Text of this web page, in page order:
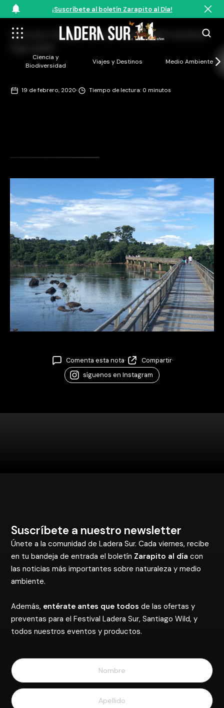
¡Suscríbete al boletín Zarapito al Día!
Ciencia y
Biodiversidad
Viajes y Destinos Medio Ambiente
Circuito Garganta del Diablo @Cristóbal
19 de febrero, 2020· Tiempo de lectura: 0 minutos
Comenta esta nota· Compartir·
síguenos en Instagram
Suscríbete a nuestro newsletter
Únete a la comunidad de Ladera Sur. Cada viernes, recibe
en tu bandeja de entrada el boletín Zarapito al día con
las noticias más importantes sobre naturaleza y medio
ambiente.
Además, entérate antes que todos de las ofertas y
preventas para el Festival Ladera Sur, Santiago Wild, y
todos nuestros eventos y productos.